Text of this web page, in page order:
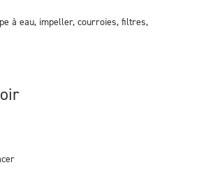
à eau, impeller, courroies, filtres,